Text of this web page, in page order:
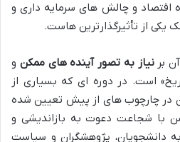
اقتصاد و چالش های سرمایه داری و
یکی از تأثیرگذارترین هاست.
برنیاز به تصور آینده های ممکن و
است. در دوره ای که بسیاری از
در چارچوب های از پیش تعیین شده
با شجاعت دعوت به بازاندیشی و
دانشجویان، پژوهشگران و سیاست